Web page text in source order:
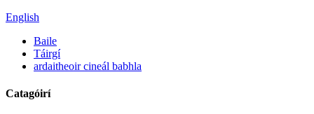
English
Baile
Táirgí
ardaitheoir cineál babhla
Catagóirí